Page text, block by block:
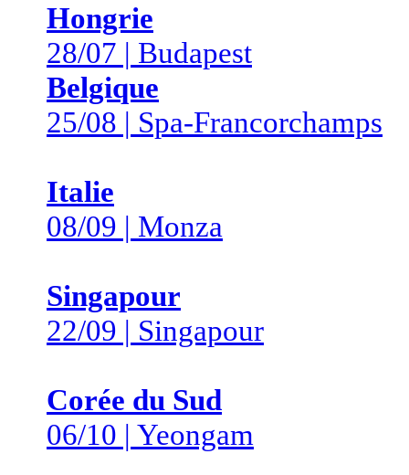
Hongrie
28/07 | Budapest
Belgique
25/08 | Spa-Francorchamps
Italie
08/09 | Monza
Singapour
22/09 | Singapour
Corée du Sud
06/10 | Yeongam